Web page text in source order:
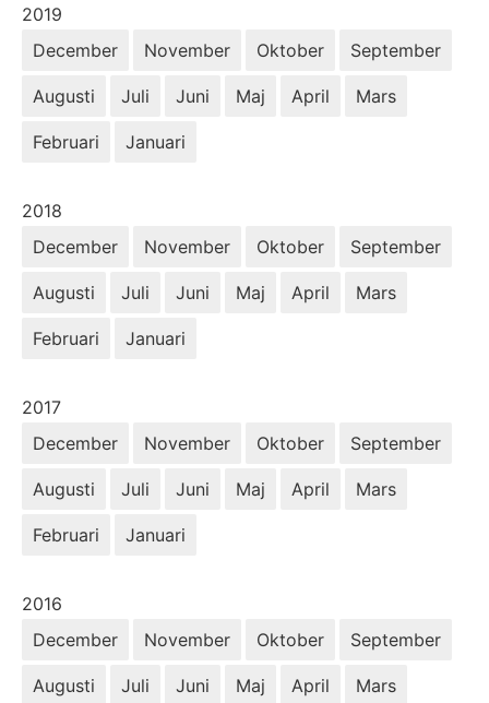
År:
2019
December
November Oktober September
Augusti Juli Juni Maj April Mars
Februari Januari
År:
2018
December
November Oktober September
Augusti Juli Juni Maj April Mars
Februari Januari
År:
2017
December
November Oktober September
Augusti Juli Juni Maj April Mars
Februari Januari
År:
2016
December
November Oktober September
Augusti Juli Juni Maj April Mars